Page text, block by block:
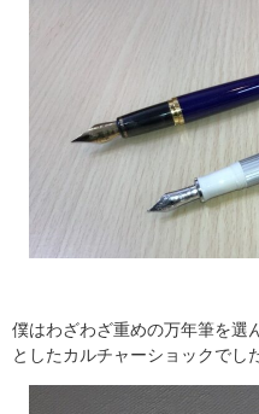
僕はわざわざ重めの万年筆を選
としたカルチャーショックでし